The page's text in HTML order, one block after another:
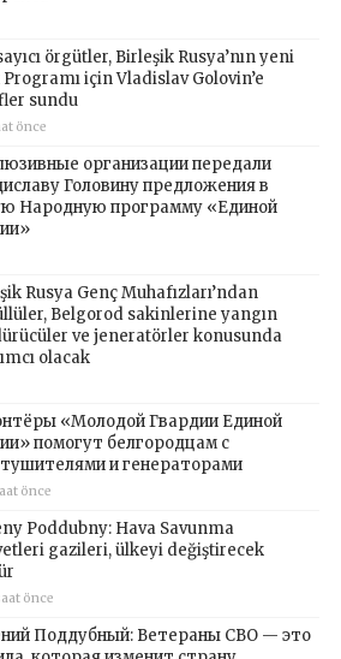
örgütler, Birleşik Rusya’nın yeni
için Vladislav Golovin’e
sundu
önce
организации передали
Головину предложения в
Народную программу «Единой
Rusya Genç Muhafızları’ndan
Belgorod sakinlerine yangın
ve jeneratörler konusunda
olacak
«Молодой Гвардии Единой
помогут белгородцам с
и генераторами
önce
Poddubny: Hava Savunma
gazileri, ülkeyi değiştirecek
önce
Поддубный: Ветераны СВО — это